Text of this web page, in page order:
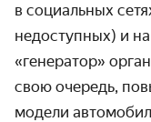
в социальных
недоступных) и
«генератор»
свою очередь,
модели